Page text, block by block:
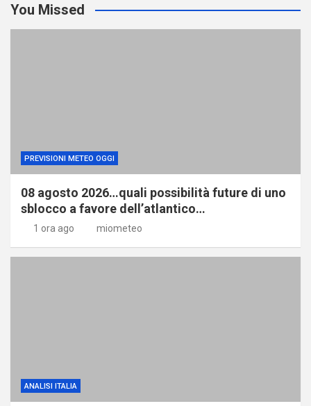
You Missed
PREVISIONI METEO OGGI
08 agosto 2026…quali possibilità future di uno
sblocco a favore dell’atlantico…
1 ora ago miometeo
ANALISI ITALIA